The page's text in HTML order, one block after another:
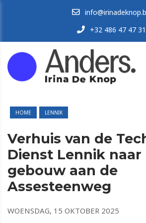
+32 486 47 47 31
HOME LENNIK
Verhuis van de
Dienst Lennik
gebouw aan de
Assesteenweg
WOENSDAG, 15 OKTOBER 2025